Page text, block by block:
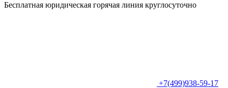
Бесплатная юридическая горячая линия круглосуточно
+7(499)938-59-17